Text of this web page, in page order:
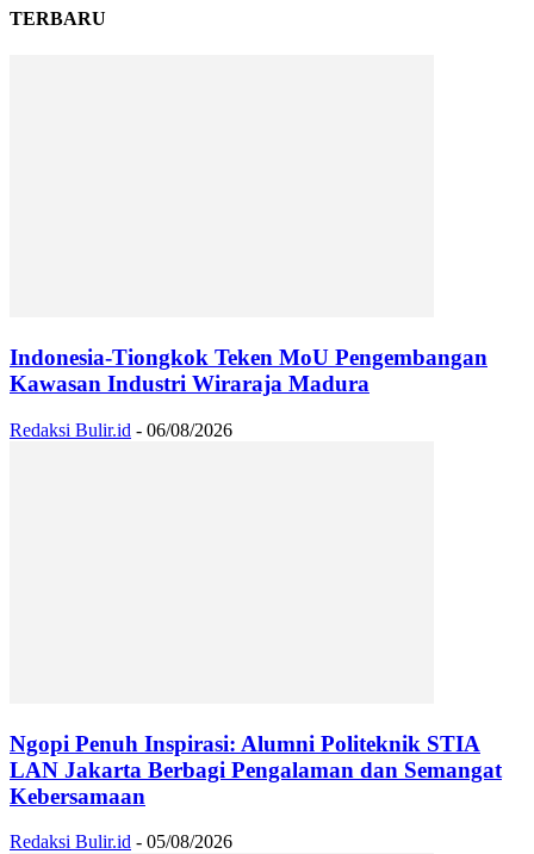
TERBARU
Indonesia-Tiongkok Teken MoU Pengembangan
Kawasan Industri Wiraraja Madura
Redaksi Bulir.id - 06/08/2026
Ngopi Penuh Inspirasi: Alumni Politeknik STIA
LAN Jakarta Berbagi Pengalaman dan Semangat
Kebersamaan
Redaksi Bulir.id - 05/08/2026